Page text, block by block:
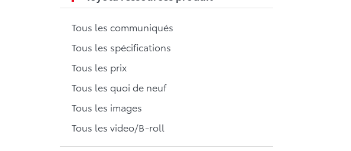
Tous les communiqués
Tous les spécifications
Tous les prix
Tous les quoi de neuf
Tous les images
Tous les video/B-roll